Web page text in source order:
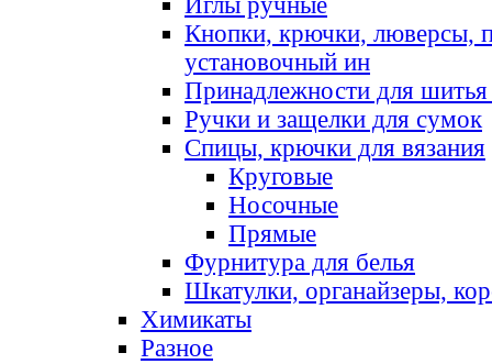
Кнопки, крючки, люверсы,
установочный ин
Принадлежности для шитья
Ручки и защелки для сумок
Спицы, крючки для вязания
Круговые
Носочные
Прямые
Фурнитура для белья
Шкатулки, органайзеры,
Химикаты
Разное